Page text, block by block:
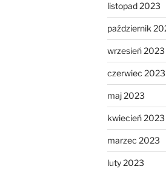
listopad 2023
październik
wrzesień 2023
czerwiec 2023
maj 2023
kwiecień 2023
marzec 2023
luty 2023